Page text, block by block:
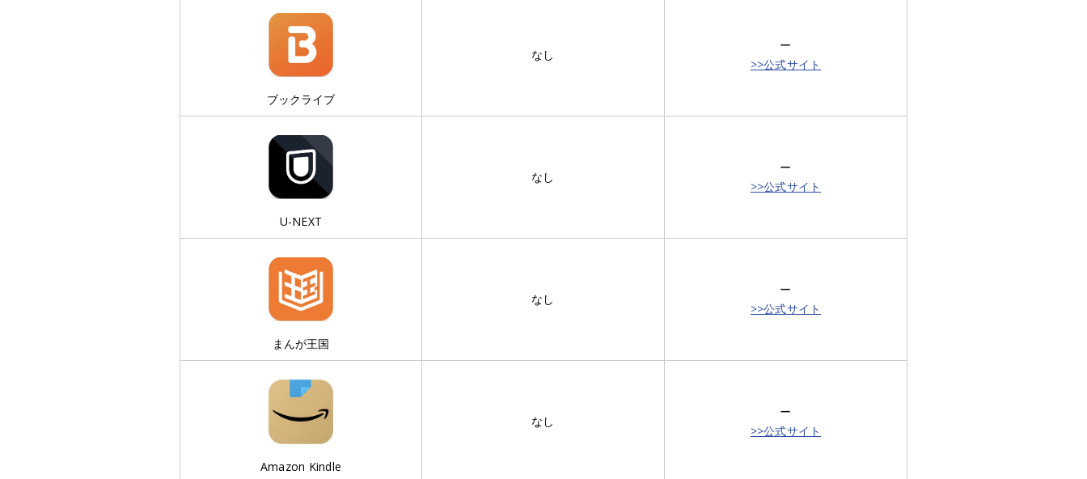
ブックライブ
なし
ー
>>公式サイト
U-NEXT
なし
ー
>>公式サイト
まんが王国
なし
ー
>>公式サイト
Amazon Kindle
なし
ー
>>公式サイト